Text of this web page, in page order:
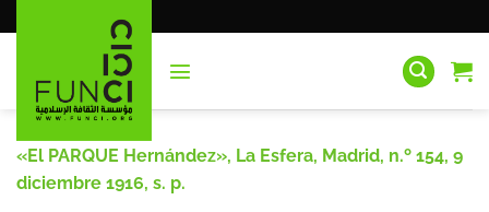
al
«El PARQUE Hernández», La Esfera, Madrid, n.º 154, 9
diciembre 1916, s. p.